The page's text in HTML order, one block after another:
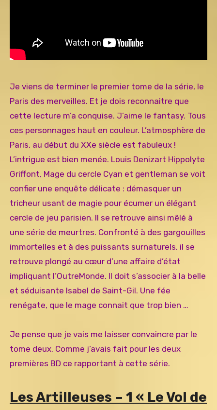
Je viens de terminer le premier tome de la série, le
Paris des merveilles. Et je dois reconnaitre que
cette lecture m’a conquise. J’aime le fantasy. Tous
ces personnages haut en couleur. L’atmosphère de
Paris, au début du XXe siècle est fabuleux !
L’intrigue est bien menée. Louis Denizart Hippolyte
Griffont, Mage du cercle Cyan et gentleman se voit
confier une enquête délicate : démasquer un
tricheur usant de magie pour écumer un élégant
cercle de jeu parisien. Il se retrouve ainsi mêlé à
une série de meurtres. Confronté à des gargouilles
immortelles et à des puissants surnaturels, il se
retrouve plongé au cœur d’une affaire d’état
impliquant l’OutreMonde. Il doit s’associer à la belle
et séduisante Isabel de Saint-Gil. Une fée
renégate, que le mage connait que trop bien …
Je pense que je vais me laisser convaincre par le
tome deux. Comme j’avais fait pour les deux
premières BD ce rapportant à cette série.
Les Artilleuses – 1 « Le Vol de